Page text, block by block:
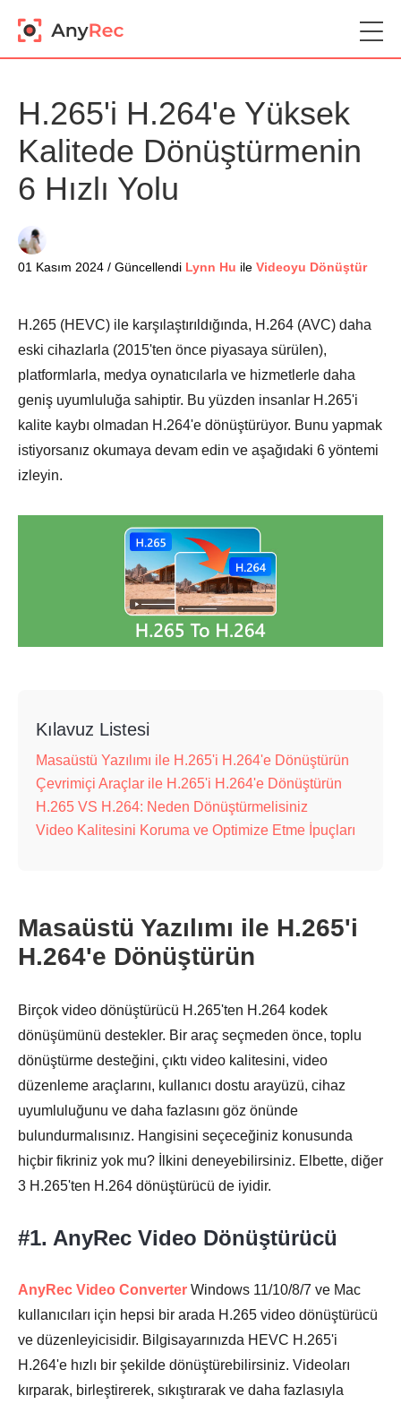
H.265'i H.264'e Yüksek
Kalitede Dönüştürmenin
6 Hızlı Yolu
01 Kasım 2024 / Güncellendi Lynn Hu ile Videoyu Dönüştür
H.265 (HEVC) ile karşılaştırıldığında, H.264 (AVC) daha
eski cihazlarla (2015'ten önce piyasaya sürülen),
platformlarla, medya oynatıcılarla ve hizmetlerle daha
geniş uyumluluğa sahiptir. Bu yüzden insanlar H.265'i
kalite kaybı olmadan H.264'e dönüştürüyor. Bunu yapmak
istiyorsanız okumaya devam edin ve aşağıdaki 6 yöntemi
izleyin.
Kılavuz Listesi
Masaüstü Yazılımı ile H.265'i H.264'e Dönüştürün
Çevrimiçi Araçlar ile H.265'i H.264'e Dönüştürün
H.265 VS H.264: Neden Dönüştürmelisiniz
Video Kalitesini Koruma ve Optimize Etme İpuçları
Masaüstü Yazılımı ile H.265'i
H.264'e Dönüştürün
Birçok video dönüştürücü H.265'ten H.264 kodek
dönüşümünü destekler. Bir araç seçmeden önce, toplu
dönüştürme desteğini, çıktı video kalitesini, video
düzenleme araçlarını, kullanıcı dostu arayüzü, cihaz
uyumluluğunu ve daha fazlasını göz önünde
bulundurmalısınız. Hangisini seçeceğiniz konusunda
hiçbir fikriniz yok mu? İlkini deneyebilirsiniz. Elbette, diğer
3 H.265'ten H.264 dönüştürücü de iyidir.
#1. AnyRec Video Dönüştürücü
AnyRec Video Converter Windows 11/10/8/7 ve Mac
kullanıcıları için hepsi bir arada H.265 video dönüştürücü
ve düzenleyicisidir. Bilgisayarınızda HEVC H.265'i
H.264'e hızlı bir şekilde dönüştürebilirsiniz. Videoları
kırparak, birleştirerek, sıkıştırarak ve daha fazlasıyla